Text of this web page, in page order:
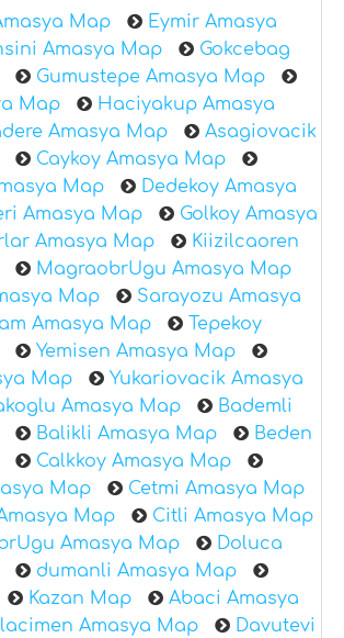
Map
Eymir Amasya
Amasya Map
Gokcebag
Gumustepe Amasya Map
Map
Haciyakup Amasya
Amasya Map
Asagiovacik
Caykoy Amasya Map
Map
Dedekoy Amasya
Amasya Map
Golkoy Amasya
Amasya Map
Kiizilcaoren
MagraobrUgu Amasya Map
Map
Sarayozu Amasya
Amasya Map
Tepekoy
Yemisen Amasya Map
Map
Yukariovacik Amasya
Amasya Map
Bademli
Balikli Amasya Map
Beden
Calkkoy Amasya Map
Map
Cetmi Amasya Map
Map
Citli Amasya Map
Amasya Map
Doluca
dumanli Amasya Map
Kazan Map
Abaci Amasya
Amasya Map
Davutevi